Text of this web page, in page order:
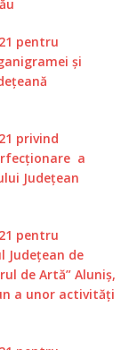
pentru
și
privind
a
Județean
pentru
de
de Artă” Aluniș,
a unor activități